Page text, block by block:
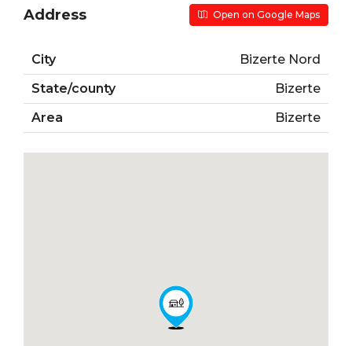
Address Open on Google Maps
City
Bizerte Nord
State/county
Bizerte
Area
Bizerte